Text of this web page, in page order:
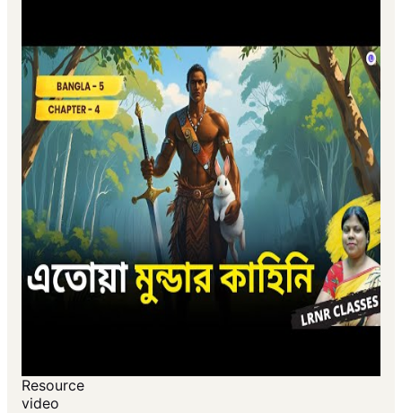
Resource
video